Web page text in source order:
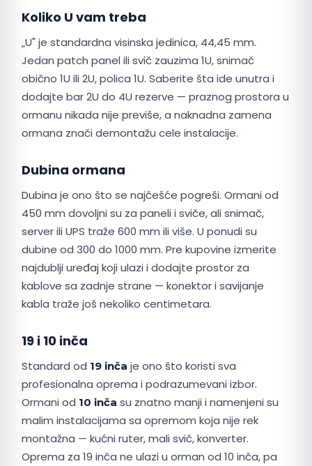
Koliko U vam treba
„U" je standardna visinska jedinica, 44,45 mm.
Jedan patch panel ili svič zauzima 1U, snimač
obično 1U ili 2U, polica 1U. Saberite šta ide unutra i
dodajte bar 2U do 4U rezerve — praznog prostora u
ormanu nikada nije previše, a naknadna zamena
ormana znači demontažu cele instalacije.
Dubina ormana
Dubina je ono što se najčešće pogreši. Ormani od
450 mm dovoljni su za paneli i sviče, ali snimač,
server ili UPS traže 600 mm ili više. U ponudi su
dubine od 300 do 1000 mm. Pre kupovine izmerite
najdublji uređaj koji ulazi i dodajte prostor za
kablove sa zadnje strane — konektor i savijanje
kabla traže još nekoliko centimetara.
19 i 10 inča
Standard od 19 inča je ono što koristi sva
profesionalna oprema i podrazumevani izbor.
Ormani od 10 inča su znatno manji i namenjeni su
malim instalacijama sa opremom koja nije rek
montažna — kućni ruter, mali svič, konverter.
Oprema za 19 inča ne ulazi u orman od 10 inča, pa